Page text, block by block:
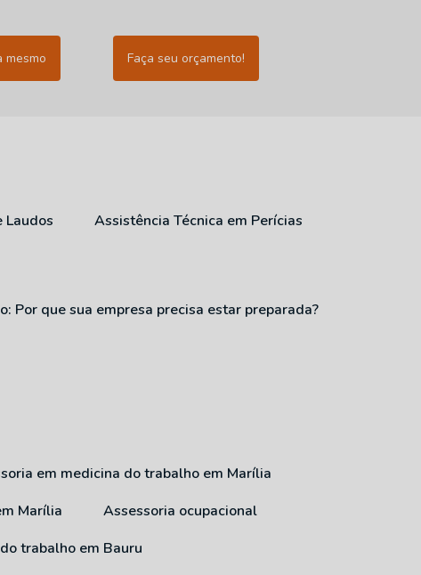
mesmo Faça seu orçamento!
Laudos Assistência Técnica em Perícias
Por que sua empresa precisa estar preparada?
em medicina do trabalho em Marília
Marília
Assessoria ocupacional
trabalho em Bauru